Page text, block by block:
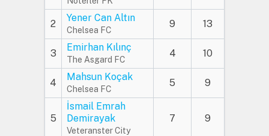
2
Yener Can Altın
Chelsea FC
9 13
3
Emirhan Kılınç
The Asgard FC
4 10
4
Mahsun Koçak
Chelsea FC
5 9
5
İsmail Emrah
Demirayak
Veteranster City
7 9